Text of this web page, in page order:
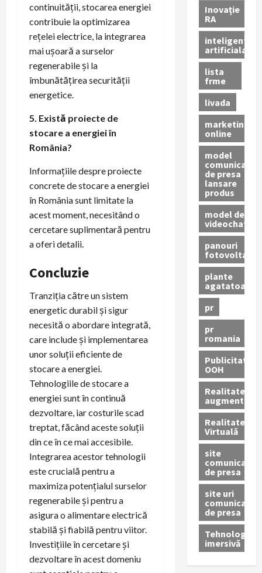
continuității, stocarea energiei
contribuie la optimizarea
rețelei electrice, la integrarea
mai ușoară a surselor
regenerabile și la
îmbunătățirea securității
energetice.
5. Există proiecte de
stocare a energiei în
România?
Informațiile despre proiecte
concrete de stocare a energiei
în România sunt limitate la
acest moment, necesitând o
cercetare suplimentară pentru
a oferi detalii.
Concluzie
Tranziția către un sistem
energetic durabil și sigur
necesită o abordare integrată,
care include și implementarea
unor soluții eficiente de
stocare a energiei.
Tehnologiile de stocare a
energiei sunt în continuă
dezvoltare, iar costurile scad
treptat, făcând aceste soluții
din ce în ce mai accesibile.
Integrarea acestor tehnologii
este crucială pentru a
maximiza potențialul surselor
regenerabile și pentru a
asigura o alimentare electrică
stabilă și fiabilă pentru viitor.
Investițiile în cercetare și
dezvoltare în acest domeniu
Inovație
RA
inteligenta
artificiala
lista
frme
livada
marketing
online
model
comunicat
de presa
lansare
produs
model de
videochat
panouri
fotovoltaice
plante
agatatoare
pr
pr
romania
Publicitate
OOH
Realitatea
augmentată
Realitatea
Virtuală
site
comunicate
de presa
site uri
comunicate
de presa
Tehnologie
imersivă